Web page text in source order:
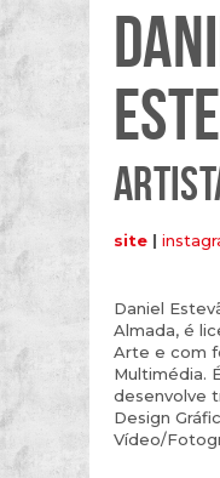
site |
Daniel
Almada, é
Arte e com
Multimédia.
desenvolve
Design
Vídeo/